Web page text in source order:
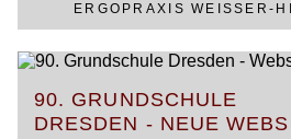
ERGOPRAXIS WEISSER-
90. GRUNDSCHULE
DRESDEN - NEUE